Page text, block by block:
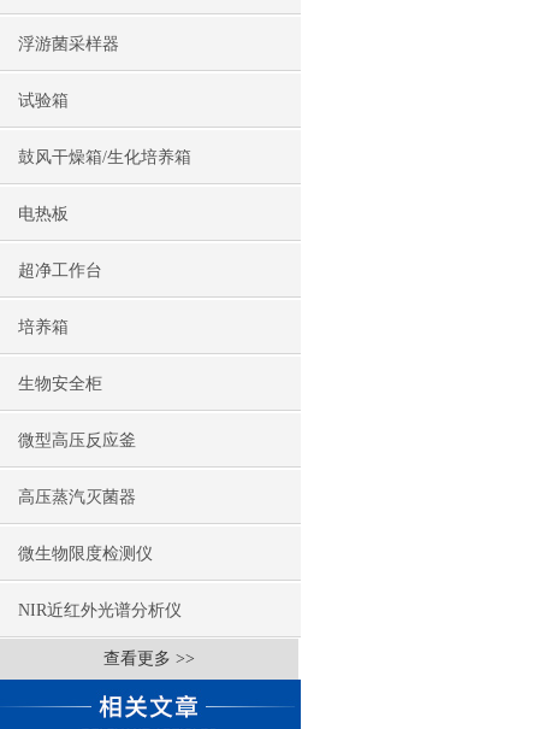
浮游菌采样器
试验箱
鼓风干燥箱/生化培养箱
电热板
超净工作台
培养箱
生物安全柜
微型高压反应釜
高压蒸汽灭菌器
微生物限度检测仪
NIR近红外光谱分析仪
查看更多 >>